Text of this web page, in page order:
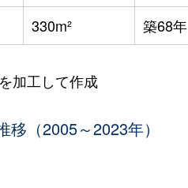
330m² 築68年
加工して作成
（2005～2023年）